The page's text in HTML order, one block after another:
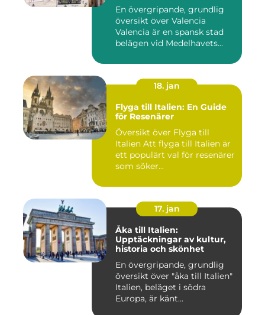
En övergripande, grundlig
översikt över Valencia
Valencia är en spansk stad
belägen vid Medelhavets...
18. jan
Flyga till Italien: En Guide
för Resenärer
Översikt över Flyga till
Italien Att flyga till Italien är
ett populärt val för resenärer
som söker...
17. jan
Åka till Italien:
Upptäckningar av kultur,
historia och skönhet
En övergripande, grundlig
översikt över "åka till Italien"
Italien, beläget i södra
Europa, är känt...